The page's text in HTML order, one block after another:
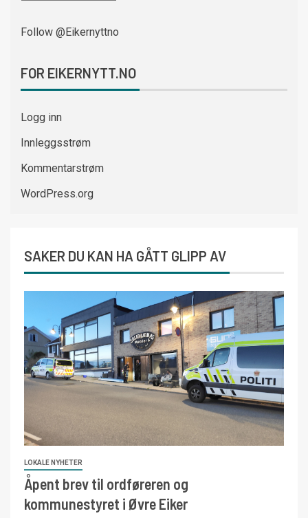
Follow @Eikernyttno
FOR EIKERNYTT.NO
Logg inn
Innleggsstrøm
Kommentarstrøm
WordPress.org
SAKER DU KAN HA GÅTT GLIPP AV
LOKALE NYHETER
Åpent brev til ordføreren og
kommunestyret i Øvre Eiker